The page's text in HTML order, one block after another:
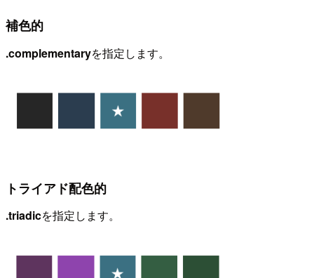
補色的
.complementaryを指定します。
トライアド配色的
.triadicを指定します。